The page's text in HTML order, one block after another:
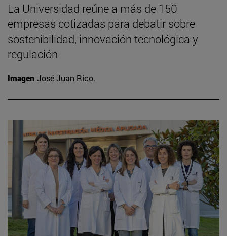
La Universidad reúne a más de 150
empresas cotizadas para debatir sobre
sostenibilidad, innovación tecnológica y
regulación
Imagen José Juan Rico.